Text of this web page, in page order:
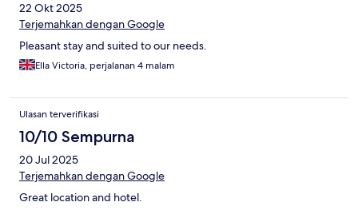
22 Okt 2025
Terjemahkan dengan Google
Pleasant stay and suited to our needs.
Ella Victoria, perjalanan 4 malam
Ulasan terverifikasi
10/10 Sempurna
20 Jul 2025
Terjemahkan dengan Google
Great location and hotel.